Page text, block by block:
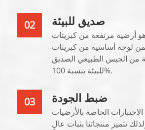
صديق للبيئة
هو أرضية مرتفعة من كبريتات
لوحة أساسية من كبريتات
من الجبس الطبيعي الصديق
للبيئة بنسبة 100%.
02
ضبط الجودة
الخاصة بالأرضيات
03